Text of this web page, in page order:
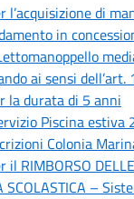
l’acquisizione di
in
ai sensi dell’art.
la durata di 5 anni
Piscina estiva
Colonia
RIMBORSO
SCOLASTICA –